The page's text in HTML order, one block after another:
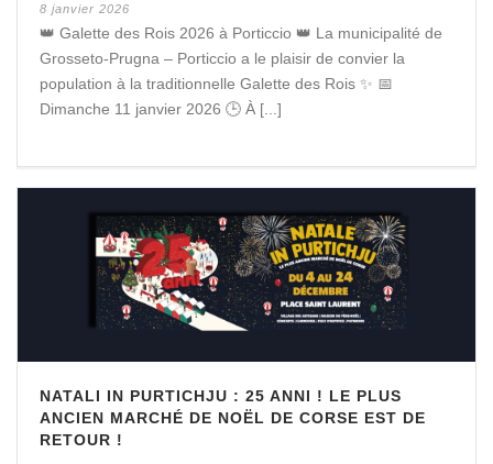
8 janvier 2026
👑 Galette des Rois 2026 à Porticcio 👑 La municipalité de
Grosseto-Prugna – Porticcio a le plaisir de convier la
population à la traditionnelle Galette des Rois ✨ 📅
Dimanche 11 janvier 2026 🕒 À [...]
NATALI IN PURTICHJU : 25 ANNI ! LE PLUS
ANCIEN MARCHÉ DE NOËL DE CORSE EST DE
RETOUR !